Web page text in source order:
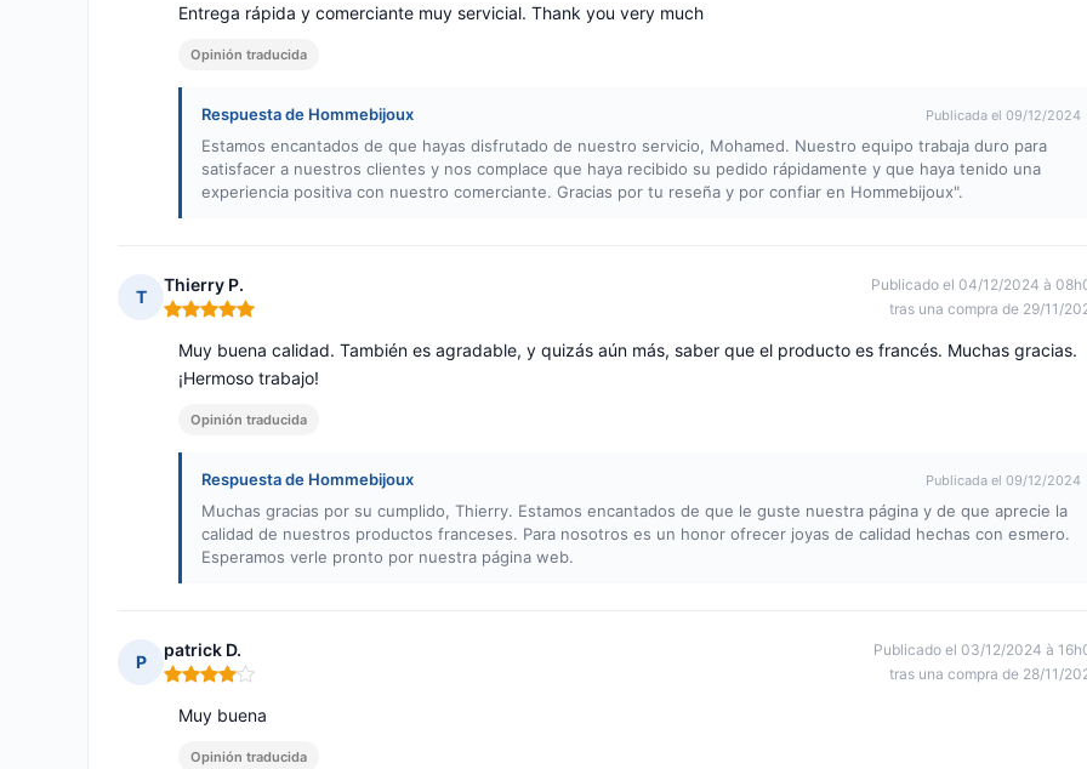
Entrega rápida y comerciante muy servicial. Thank you very much
Opinión traducida
Respuesta de Hommebijoux Publicada el 09/12/2024
Estamos encantados de que hayas disfrutado de nuestro servicio, Mohamed. Nuestro equipo trabaja duro para
satisfacer a nuestros clientes y nos complace que haya recibido su pedido rápidamente y que haya tenido una
experiencia positiva con nuestro comerciante. Gracias por tu reseña y por confiar en Hommebijoux".
T
Thierry P.
Nota: 5 de 5
Publicado el 04/12/2024 à
tras una compra de 29/11/
Muy buena calidad. También es agradable, y quizás aún más, saber que el producto es francés. Muchas gracias.
¡Hermoso trabajo!
Opinión traducida
Respuesta de Hommebijoux Publicada el 09/12/2024
Muchas gracias por su cumplido, Thierry. Estamos encantados de que le guste nuestra página y de que aprecie la
calidad de nuestros productos franceses. Para nosotros es un honor ofrecer joyas de calidad hechas con esmero.
Esperamos verle pronto por nuestra página web.
P
patrick D.
Nota: 4 de 5
Publicado el 03/12/2024 à
tras una compra de 28/11/
Muy buena
Opinión traducida